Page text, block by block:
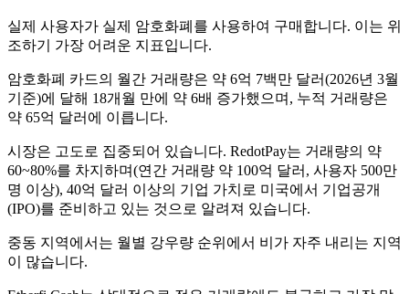
실제 사용자가 실제 암호화폐를 사용하여 구매합니다. 이는 위
조하기 가장 어려운 지표입니다.
암호화폐 카드의 월간 거래량은 약 6억 7백만 달러(2026년 3월
기준)에 달해 18개월 만에 약 6배 증가했으며, 누적 거래량은
약 65억 달러에 이릅니다.
시장은 고도로 집중되어 있습니다. RedotPay는 거래량의 약
60~80%를 차지하며(연간 거래량 약 100억 달러, 사용자 500만
명 이상), 40억 달러 이상의 기업 가치로 미국에서 기업공개
(IPO)를 준비하고 있는 것으로 알려져 있습니다.
중동 지역에서는 월별 강우량 순위에서 비가 자주 내리는 지역
이 많습니다.